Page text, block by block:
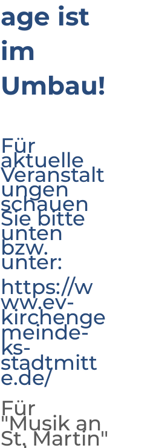
age ist
im
Umbau!
Für
aktuelle
Veranstalt
ungen
schauen
Sie bitte
unten
bzw.
unter:
https://w
ww.ev-
kirchenge
meinde-
ks-
stadtmitt
e.de/
Für
"Musik an
St. Martin"